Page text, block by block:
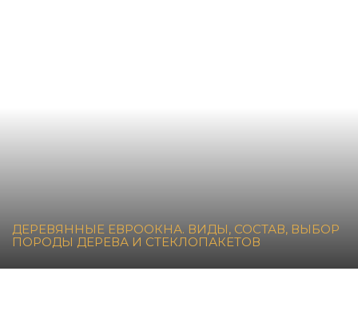
ДЕРЕВЯННЫЕ ЕВРООКНА. ВИДЫ, СОСТАВ, ВЫБОР
ПОРОДЫ ДЕРЕВА И СТЕКЛОПАКЕТОВ